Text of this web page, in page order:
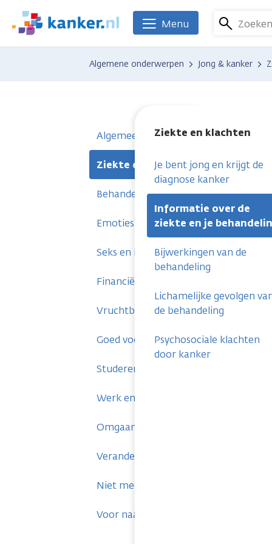
naar
We
zijn
Zoeken
Menu
Algemene onderwerpen Jong & kanker
Algemeen
Ziekte en klachten
Ziekte en klachten
Je bent jong en krijgt de
diagnose kanker
Informatie over de
ziekte en je
Bijwerkingen van de
behandeling
Lichamelijke gevolgen
de behandeling
Psychosociale klachten
door kanker
Behandeling en zorg
Emoties en zingeving
Seks en intimiteit
Financiën en verzekeringen
Vruchtbaarheid en zwangerschap
Goed voor jezelf zorgen
Studeren en kanker
Werk en kanker
Omgaan met mensen om je heen
Veranderingen aan je uiterlijk
Niet meer beter worden
Voor naasten